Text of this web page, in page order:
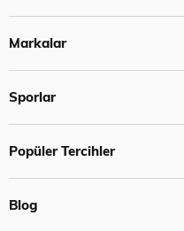
Markalar
Sporlar
Popüler Tercihler
Blog